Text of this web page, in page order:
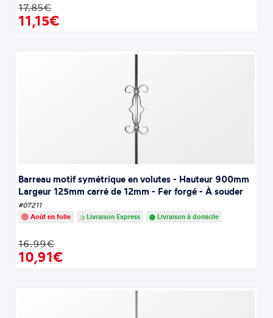
17.85€
11,15€
Barreau motif symétrique en volutes - Hauteur 900mm
Largeur 125mm carré de 12mm - Fer forgé - À souder
#07211
Août en folie
Livraison Express Livraison à domicile
16.99€
10,91€